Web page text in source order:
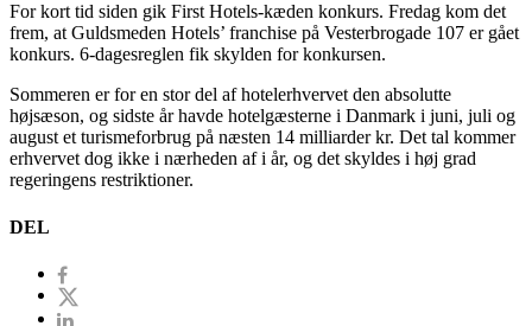
For kort tid siden gik First Hotels-kæden konkurs. Fredag kom det
frem, at Guldsmeden Hotels’ franchise på Vesterbrogade 107 er gået
konkurs. 6-dagesreglen fik skylden for konkursen.
Sommeren er for en stor del af hotelerhvervet den absolutte
højsæson, og sidste år havde hotelgæsterne i Danmark i juni, juli og
august et turismeforbrug på næsten 14 milliarder kr. Det tal kommer
erhvervet dog ikke i nærheden af i år, og det skyldes i høj grad
regeringens restriktioner.
DEL